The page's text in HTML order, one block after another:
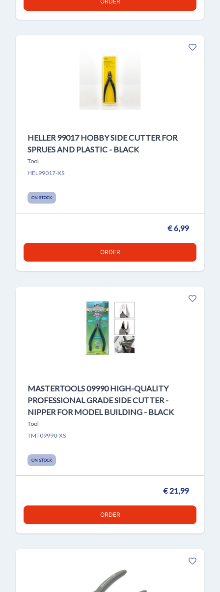
HELLER 99017 HOBBY SIDE CUTTER FOR
SPRUES AND PLASTIC - BLACK
Tool
HEL99017-XS
ON STOCK
€ 6,99
ORDER
MASTERTOOLS 09990 HIGH-QUALITY
PROFESSIONAL GRADE SIDE CUTTER -
NIPPER FOR MODEL BUILDING - BLACK
Tool
TMT09990-XS
ON STOCK
€ 21,99
ORDER